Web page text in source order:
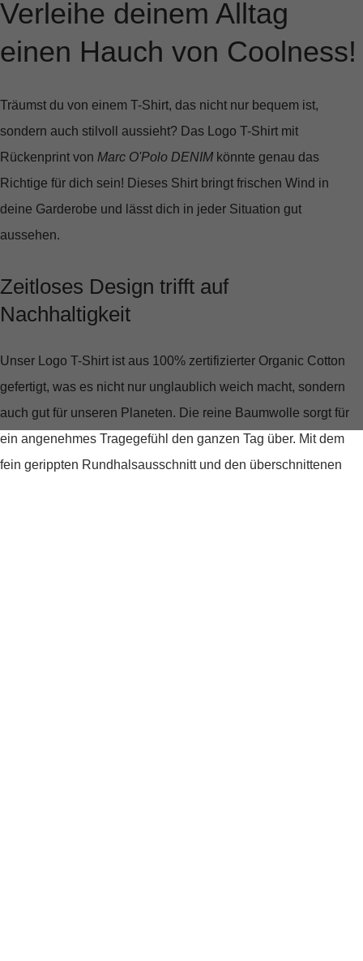
Verleihe deinem Alltag
einen Hauch von Coolness!
Träumst du von einem T-Shirt, das nicht nur bequem ist,
sondern auch stilvoll aussieht? Das
Logo T-Shirt mit
Rückenprint von Marc O'Polo DENIM könnte genau das
Richtige für dich sein! Dieses Shirt bringt frischen Wind in
deine Garderobe und lässt dich in jeder Situation gut
aussehen.
Zeitloses Design trifft auf
Nachhaltigkeit
Unser Logo T-Shirt ist aus 100% zertifizierter Organic Cotton
gefertigt, was es nicht nur unglaublich weich macht, sondern
auch gut für unseren Planeten. Die reine Baumwolle sorgt für
ein angenehmes Tragegefühl den ganzen Tag über. Mit dem
fein gerippten Rundhalsausschnitt und den überschnittenen